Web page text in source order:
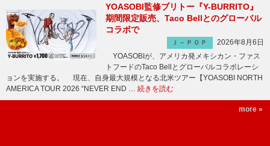
YOASOBI監修ブリトー『Y-BURRITO』
期間限定販売、Taco Bellとのグローバル
コラボで
Ｊ－ＰＯＰ
2026年8月6日
YOASOBIが、アメリカ発メキシカン・ファス
トフードのTaco Bellとグローバルコラボレーシ
ョンを実施する。 現在、自身最大規模となる北米ツアー【YOASOBI NORTH
AMERICA TOUR 2026 “NEVER END … 続きを読む
more »